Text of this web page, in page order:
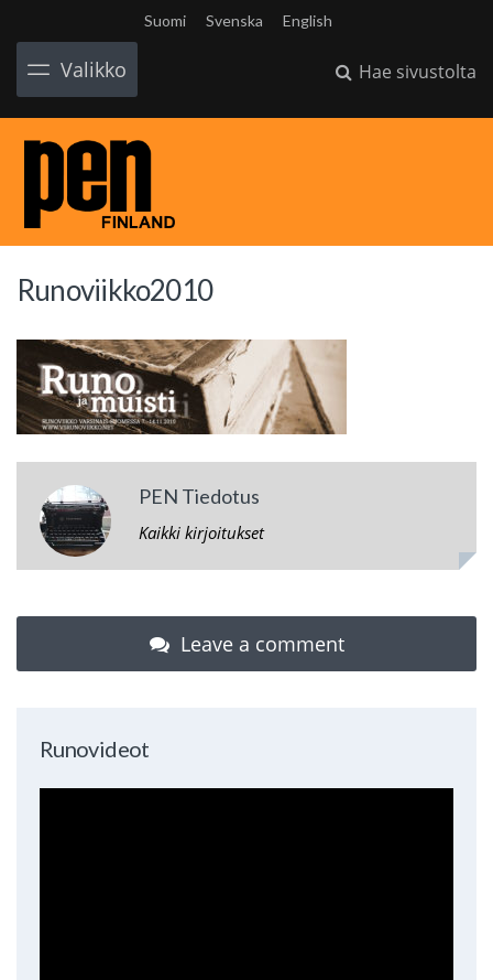
Suomi Svenska English
Valikko Hae sivustolta
Runoviikko2010
PEN Tiedotus
Kaikki kirjoitukset
Leave a comment
Runovideot